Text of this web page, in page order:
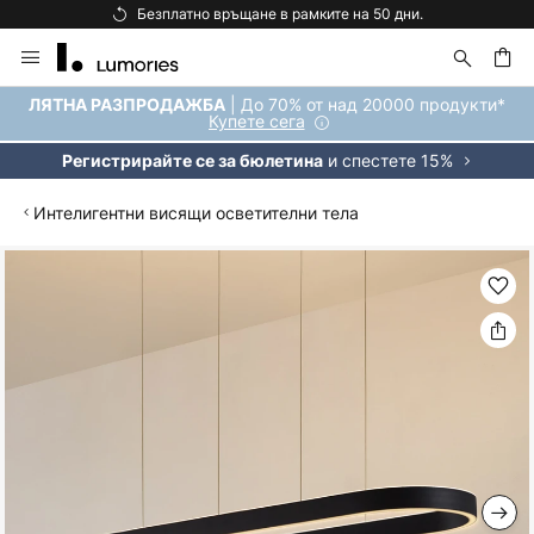
Безплатно връщане в рамките на 50 дни.
Прескачане
към
съдържанието
ЛЯТНА РАЗПРОДАЖБА | До 70% от над 20000 продукти*
Купете сега
Регистрирайте се за бюлетинаи спестете 15%
Интелигентни висящи осветителни тела
галерията